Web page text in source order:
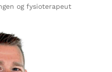
og fysioterapeut